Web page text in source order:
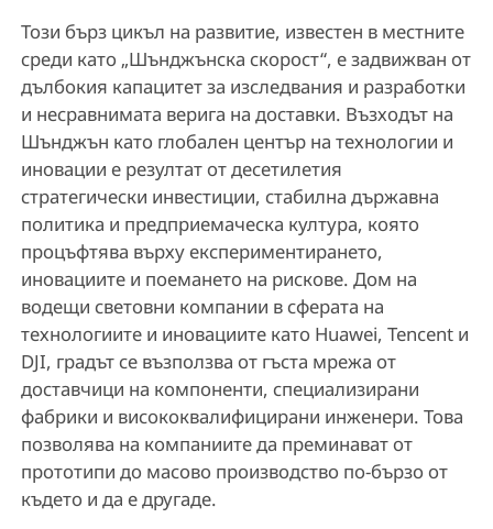
Този бърз цикъл на развитие, известен в местните
среди като „Шънджънска скорост“, е задвижван от
дълбокия капацитет за изследвания и разработки
и несравнимата верига на доставки. Възходът на
Шънджън като глобален център на технологии и
иновации е резултат от десетилетия
стратегически инвестиции, стабилна държавна
политика и предприемаческа култура, която
процъфтява върху експериментирането,
иновациите и поемането на рискове. Дом на
водещи световни компании в сферата на
технологиите и иновациите като Huawei, Tencent и
DJI, градът се възползва от гъста мрежа от
доставчици на компоненти, специализирани
фабрики и висококвалифицирани инженери. Това
позволява на компаниите да преминават от
прототипи до масово производство по-бързо от
където и да е другаде.